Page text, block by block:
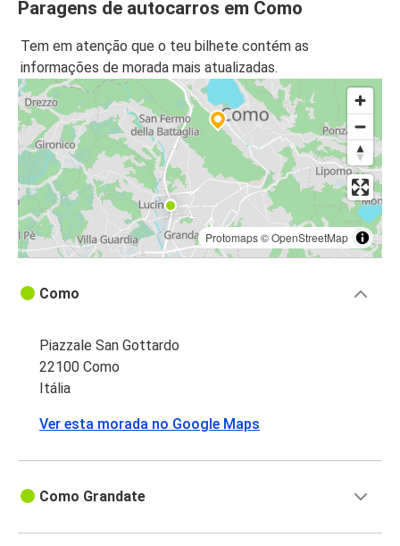
Paragens de autocarros em Como
Tem em atenção que o teu bilhete contém as
informações de morada mais atualizadas.
Protomaps©OpenStreetMap
Como
Piazzale San Gottardo
22100 Como
Itália
Ver esta morada no Google Maps
Como Grandate